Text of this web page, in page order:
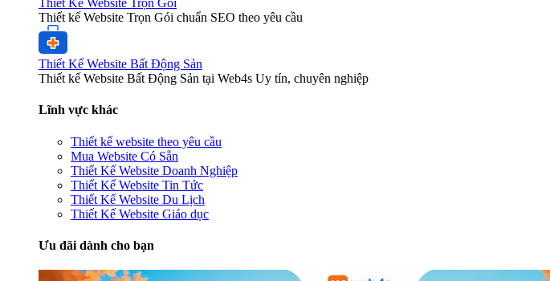
Thiết Kế Website Trọn Gói
Thiết kế Website Trọn Gói chuẩn SEO theo yêu cầu
Thiết Kế Website Bất Động Sản
Thiết kế Website Bất Động Sản tại Web4s Uy tín, chuyên nghiệp
Lĩnh vực khác
Thiết kế website theo yêu cầu
Mua Website Có Sẵn
Thiết Kế Website Doanh Nghiệp
Thiết Kế Website Tin Tức
Thiết Kế Website Du Lịch
Thiết Kế Website Giáo dục
Ưu đãi dành cho bạn